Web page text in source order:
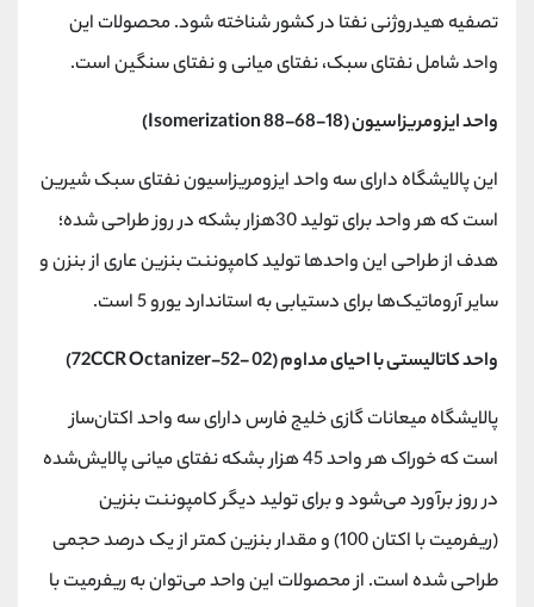
تصفیه هیدروژنی نفتا در کشور شناخته شود. محصولات این
واحد شامل نفتای سبک، نفتای میانی و نفتای سنگین است.
واحد ایزومریزاسیون (18-68-88
Isomerization
)
این پالایشگاه دارای سه واحد ایزومریزاسیون نفتای سبک شیرین
است که هر واحد برای تولید 30هزار بشکه در روز طراحی شده‌؛
هدف از طراحی این واحدها تولید کامپوننت بنزین عاری از بنزن و
سایر آروماتیک‌ها برای دستیابی به استاندارد یورو 5 است.
واحد کاتالیستی با احیای مداوم (02 -52-72
CCROctanizer
)
پالایشگاه میعانات گازی خلیج فارس دارای سه واحد اکتان‌ساز
است که خوراک هر واحد 45 هزار بشکه نفتای میانی پالایش‌شده
در روز برآورد می‌شود و برای تولید دیگر کامپوننت بنزین
(ریفرمیت با اکتان 100) و مقدار بنزین کمتر از یک درصد حجمی
طراحی شده است. از محصولات این واحد می‌توان به ریفرمیت با